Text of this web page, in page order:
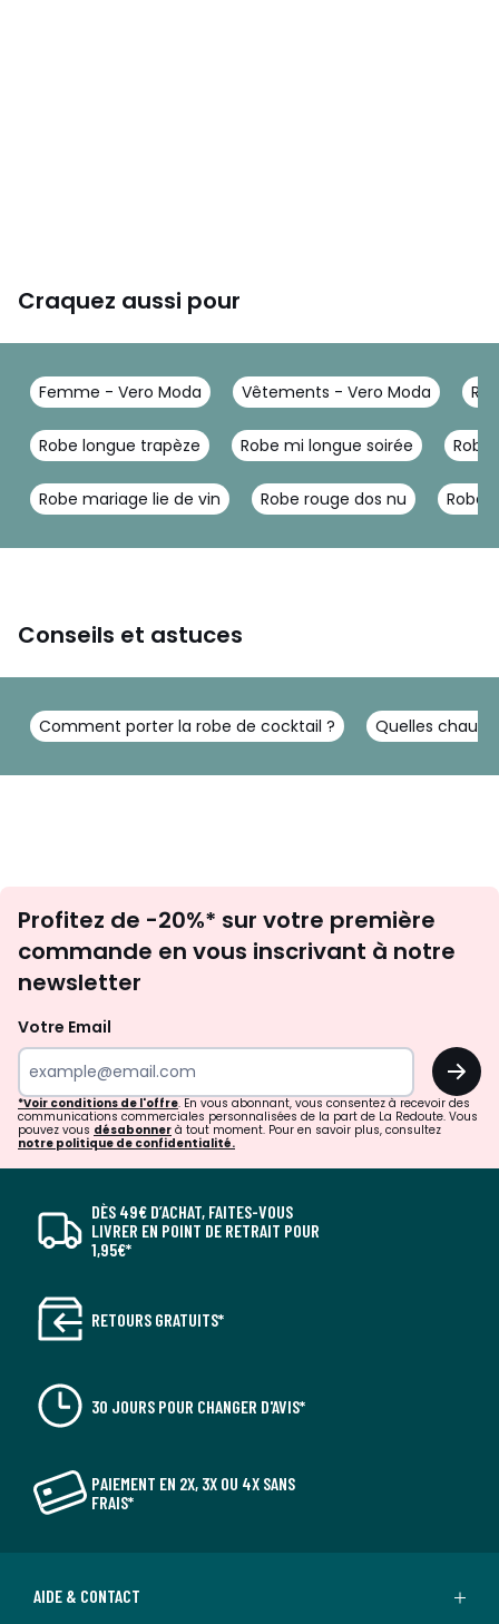
Craquez aussi pour
Femme - Vero Moda Vêtements - Vero Moda
Robe longue trapèze Robe mi longue soirée
Robe mariage lie de vin Robe rouge dos nu Robe
Conseils et astuces
Comment porter la robe de cocktail ? Quelles
newsletter
Profitez de -20%* sur votre première
commande en vous inscrivant à notre
newsletter
Votre Email
OK
*Voir conditions de l'offre. En vous abonnant, vous consentez à recevoir des
communications commerciales personnalisées de la part de La Redoute. Vous
pouvez vous désabonner à tout moment. Pour en savoir plus, consultez
notre politique de confidentialité.
DÈS 49€ D’ACHAT, FAITES-VOUS
LIVRER EN POINT DE RETRAIT POUR
1,95€*
RETOURS GRATUITS*
30 JOURS POUR CHANGER D'AVIS*
PAIEMENT EN 2X, 3X OU 4X SANS
FRAIS*
AIDE & CONTACT